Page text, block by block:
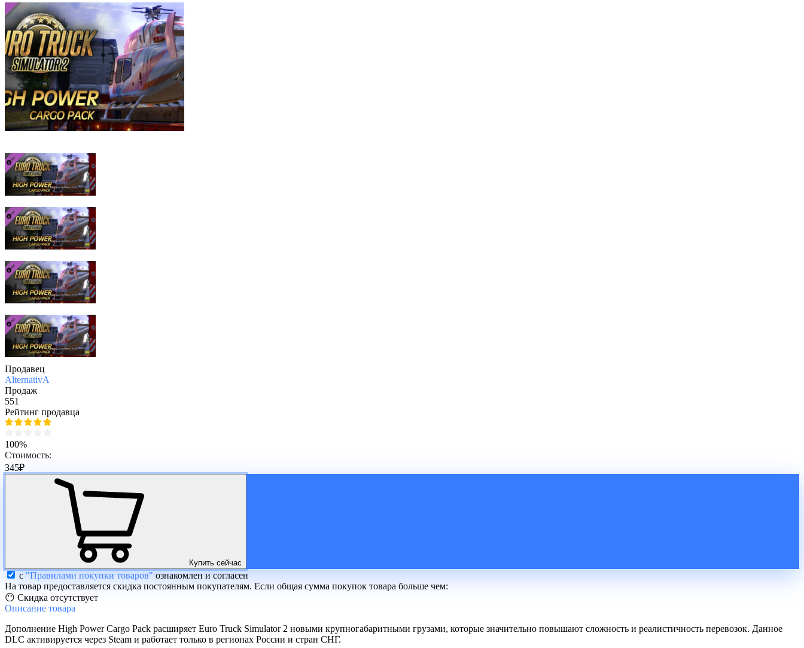
Продавец
AlternativA
Продаж
551
Рейтинг продавца
100%
Стоимость:
345₽
Купить сейчас
с "Правилами покупки товаров" ознакомлен и согласен
На товар предоставляется скидка постоянным покупателям. Если общая сумма покупок товара больше чем:
😶 Скидка отсутствует
Описание товара
Дополнение High Power Cargo Pack расширяет Euro Truck Simulator 2 новыми крупногабаритными грузами, которые значительно повышают сложность и реалистичность перевозок. Данное
DLC активируется через Steam и работает только в регионах России и стран СНГ.